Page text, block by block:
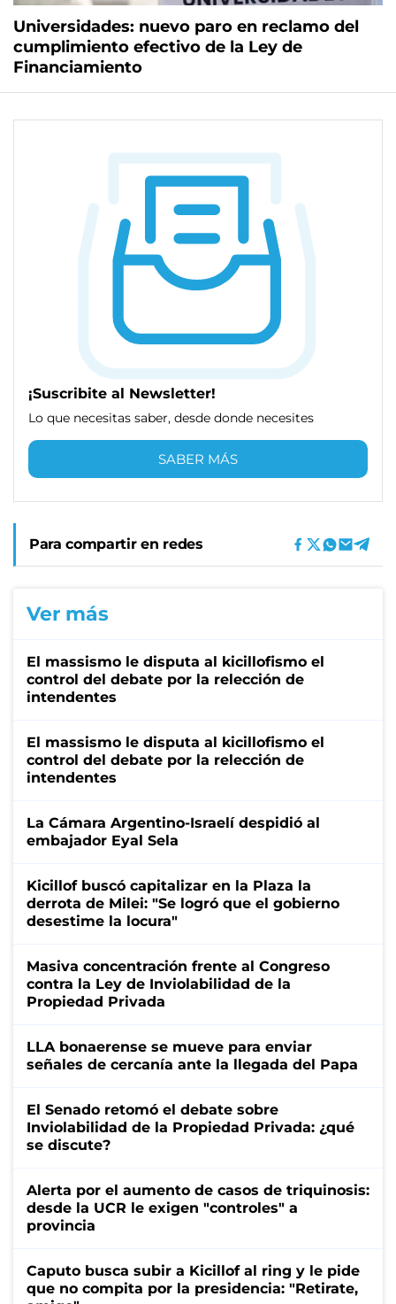
Universidades: nuevo paro en reclamo del
cumplimiento efectivo de la Ley de
Financiamiento
¡Suscribite al Newsletter!
Lo que necesitas saber, desde donde necesites
SABER MÁS
Para compartir en redes
Ver más
El massismo le disputa al kicillofismo el
control del debate por la relección de
intendentes
El massismo le disputa al kicillofismo el
control del debate por la relección de
intendentes
La Cámara Argentino-Israelí despidió al
embajador Eyal Sela
Kicillof buscó capitalizar en la Plaza la
derrota de Milei: "Se logró que el gobierno
desestime la locura"
Masiva concentración frente al Congreso
contra la Ley de Inviolabilidad de la
Propiedad Privada
LLA bonaerense se mueve para enviar
señales de cercanía ante la llegada del Papa
El Senado retomó el debate sobre
Inviolabilidad de la Propiedad Privada: ¿qué
se discute?
Alerta por el aumento de casos de triquinosis:
desde la UCR le exigen "controles" a
provincia
Caputo busca subir a Kicillof al ring y le pide
que no compita por la presidencia: "Retirate,